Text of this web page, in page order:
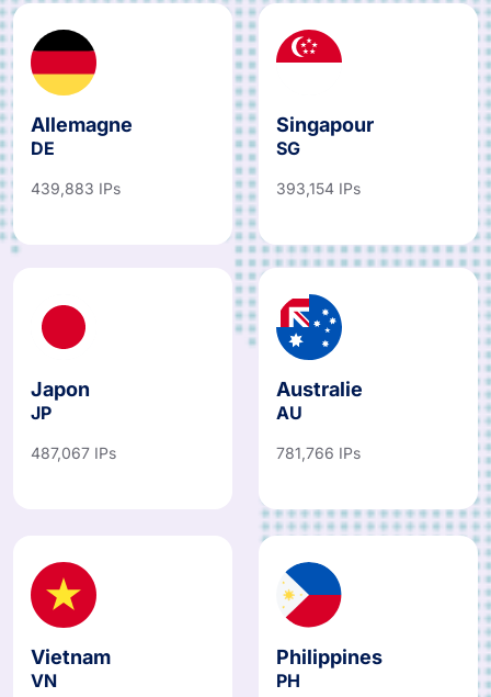
Allemagne
DE
439,883 IPs
Singapour
SG
393,154 IPs
Japon
JP
487,067 IPs
Australie
AU
781,766 IPs
Vietnam
VN
Philippines
PH